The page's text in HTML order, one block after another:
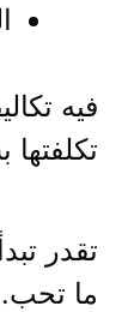
فيه
ما تحب.